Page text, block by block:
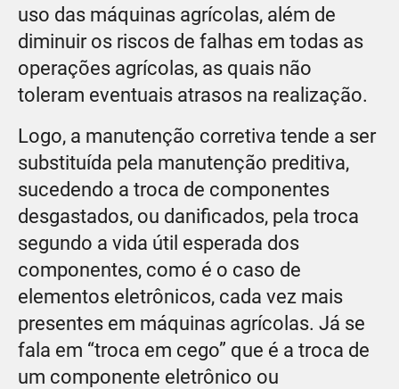
uso das máquinas agrícolas, além de
diminuir os riscos de falhas em todas as
operações agrícolas, as quais não
toleram eventuais atrasos na realização.
Logo, a manutenção corretiva tende a ser
substituída pela manutenção preditiva,
sucedendo a troca de componentes
desgastados, ou danificados, pela troca
segundo a vida útil esperada dos
componentes, como é o caso de
elementos eletrônicos, cada vez mais
presentes em máquinas agrícolas. Já se
fala em “troca em cego” que é a troca de
um componente eletrônico ou